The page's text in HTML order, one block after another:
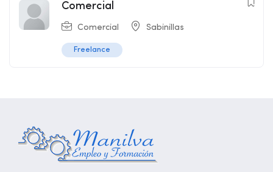
Comercial
Comercial Sabinillas
Freelance